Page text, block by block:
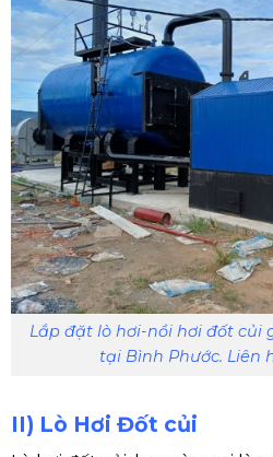
Lắp đặt lò hơi-nồi hơi đốt củi
tại Bình Phước. Liên
II) Lò Hơi Đốt củi